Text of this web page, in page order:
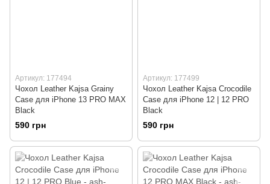
Артикул: 177494
Чохол Leather Kajsa Grainy
Сase для iPhone 13 PRO MAX
Black
590 грн
Артикул: 177499
Чохол Leather Kajsa Crocodile
Case для iPhone 12 | 12 PRO
Black
590 грн